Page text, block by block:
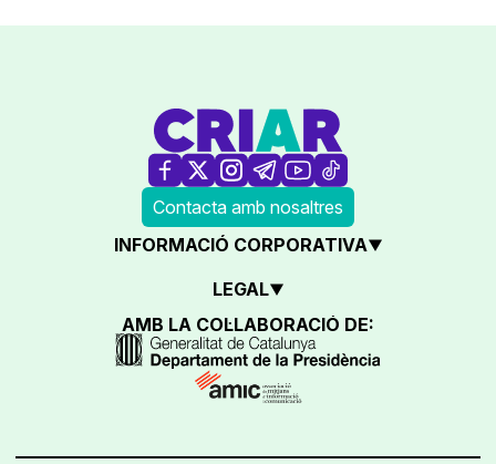
Contacta amb nosaltres
INFORMACIÓ CORPORATIVA
LEGAL
AMB LA COL·LABORACIÓ DE: